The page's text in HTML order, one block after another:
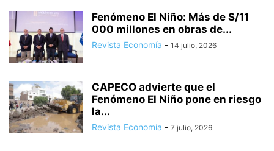
Fenómeno El Niño: Más de S/11
000 millones en obras de...
Revista Economía - 14 julio, 2026
CAPECO advierte que el
Fenómeno El Niño pone en riesgo
la...
Revista Economía - 7 julio, 2026